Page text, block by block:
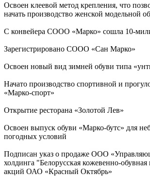
Освоен клеевой метод крепления, что
начать производство женской модельной
С конвейера СООО «Марко» сошла 10-
Зарегистрировано СООО «Сан Марко»
Освоен новый вид зимней обуви типа
Начато производство спортивной и
«Марко-спорт»
Открытие ресторана «Золотой Лев»
Освоен выпуск обуви «Марко-бутс» для
погодных условий
Подписан указ о продаже ООО
холдинга "Белорусская кожевенно-
акций ОАО «Красный Октябрь»